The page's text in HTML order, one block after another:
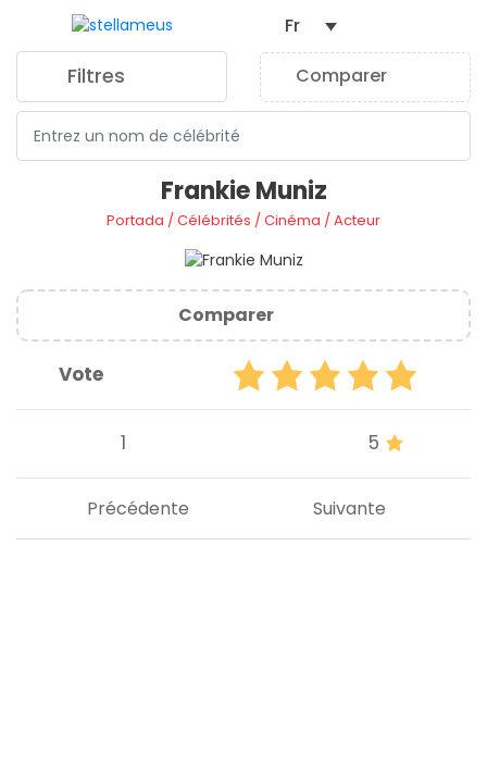
Filtres Comparer
Fr
Frankie Muniz
Portada /Célébrités /Cinéma /Acteur
Comparer
Vote
1 5
Suivante
Précédente